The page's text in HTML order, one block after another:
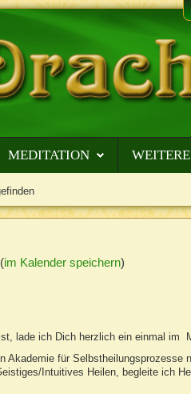
MEDITATION
(im Kalender speichern)
lade ich Dich herzlich ein einmal im
Akademie für Selbstheilungsprozesse
Intuitives Heilen, begleite ich